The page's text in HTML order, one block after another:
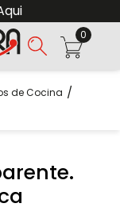
0
de Cocina